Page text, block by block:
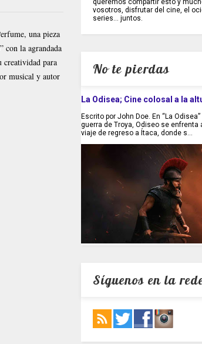
una pieza
la agrandada
creatividad para
musical y autor
queremos compartir esto y
vosotros, disfrutar del cine, el
series... juntos.
No te pierdas
La Odisea; Cine colosal a la
Escrito por John Doe. En “La
guerra de Troya, Odiseo se enfrenta
viaje de regreso a Ítaca, donde s...
Síguenos en la